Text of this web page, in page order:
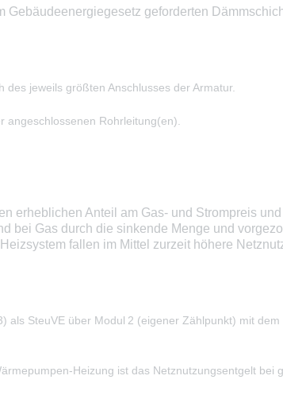
Gebäudeenergiegesetz geforderten
jeweils größten Anschlusses der Armatur.
Rohrleitung(en).
erheblichen Anteil am Gas- und Strompreis
bei Gas durch die sinkende Menge und
fallen im Mittel zurzeit höhere
als SteuVE über Modul 2 (eigener Zählpunkt) mit
Heizung ist das Netznutzungsentgelt bei